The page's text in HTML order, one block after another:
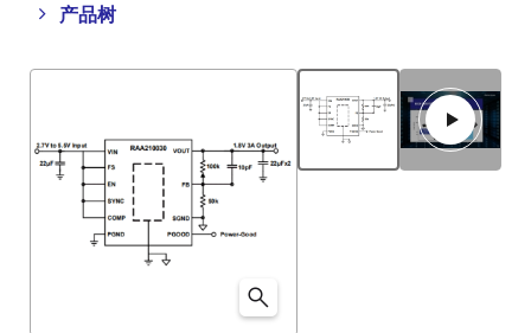
产品树
Close
tree
Open
tree